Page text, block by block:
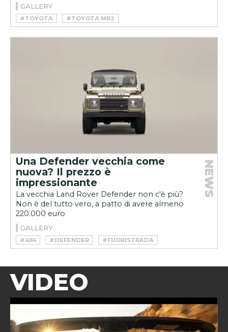
GALLERY
#TOYOTA #TOYOTA MR2
Una Defender vecchia come
nuova? Il prezzo è
impressionante
La vecchia Land Rover Defender non c'è più?
Non è del tutto vero, a patto di avere almeno
220.000 euro
NEWS
GALLERY
#4X4 #DEFENDER
#FUORISTRADA
#LAND ROVER
#RESTOMOD
VIDEO